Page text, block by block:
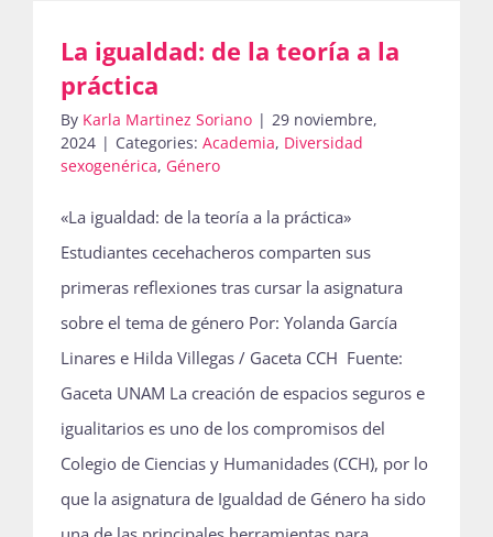
La Boletina
Blog
Recursos
Súmate
Publicaciones
La igualdad: de la teoría a la
práctica
By Karla Martinez Soriano | 29 noviembre,
2024 | Categories: Academia, Diversidad
sexogenérica, Género
«La igualdad: de la teoría a la práctica»
Estudiantes cecehacheros comparten sus
primeras reflexiones tras cursar la asignatura
sobre el tema de género Por: Yolanda García
Linares e Hilda Villegas / Gaceta CCH Fuente:
Gaceta UNAM La creación de espacios seguros e
igualitarios es uno de los compromisos del
Colegio de Ciencias y Humanidades (CCH), por lo
que la asignatura de Igualdad de Género ha sido